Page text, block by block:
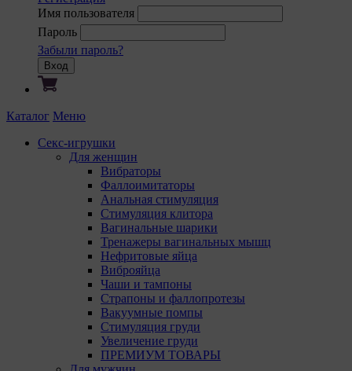
Имя пользователя
Пароль
Забыли пароль?
Вход
Каталог Меню
Секс-игрушки
Для женщин
Вибраторы
Фаллоимитаторы
Анальная стимуляция
Стимуляция клитора
Вагинальные шарики
Тренажеры вагинальных мышц
Нефритовые яйца
Виброяйца
Чаши и тампоны
Страпоны и фаллопротезы
Вакуумные помпы
Стимуляция груди
Увеличение груди
ПРЕМИУМ ТОВАРЫ